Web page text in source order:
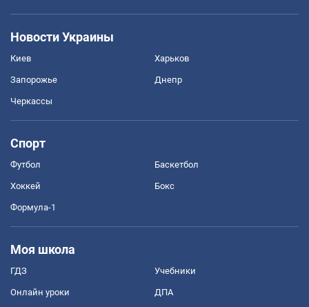
Новости Украины
Киев Харьков
Запорожье Днепр
Черкассы
Спорт
Футбол Баскетбол
Хоккей Бокс
Формула-1
Моя школа
ГДЗ Учебники
Онлайн уроки ДПА